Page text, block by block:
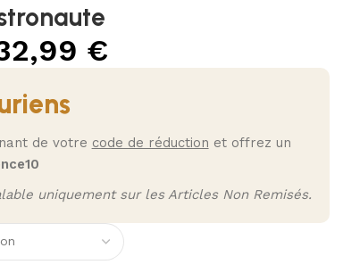
€
de votre code de réduction et offrez un
uniquement sur les Articles Non Remisés.